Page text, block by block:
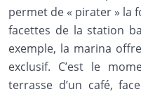
permet de « pirater » la
facettes de la station
exemple, la marina
exclusif. C’est le
terrasse d’un café,